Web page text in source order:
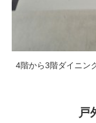
4階から3階ダイニン
戸